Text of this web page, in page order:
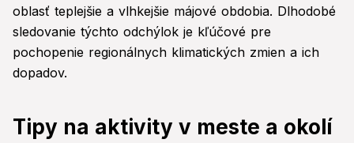
oblasť teplejšie a vlhkejšie májové obdobia. Dlhodobé
sledovanie týchto odchýlok je kľúčové pre
pochopenie regionálnych klimatických zmien a ich
dopadov.
Tipy na aktivity v meste a okolí